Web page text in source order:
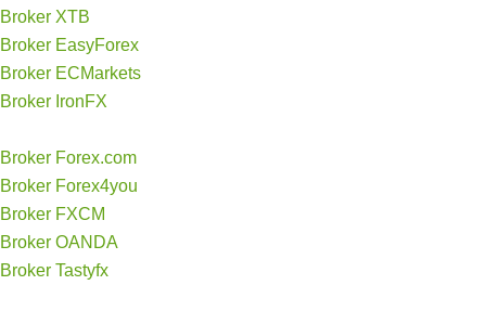
Broker XTB
Broker EasyForex
Broker ECMarkets
Broker IronFX
Broker Forex.com
Broker Forex4you
Broker FXCM
Broker OANDA
Broker Tastyfx